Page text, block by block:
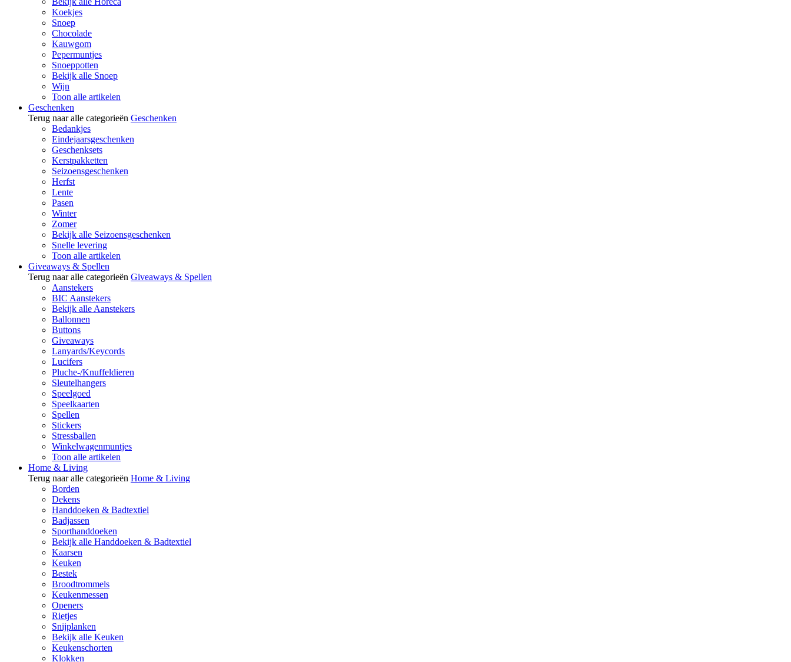
Koekjes
Snoep
Chocolade
Kauwgom
Pepermuntjes
Snoeppotten
Bekijk alle Snoep
Wijn
Toon alle artikelen
Geschenken
Terug naar alle categorieën Geschenken
Bedankjes
Eindejaarsgeschenken
Geschenksets
Kerstpakketten
Seizoensgeschenken
Herfst
Lente
Pasen
Winter
Zomer
Bekijk alle Seizoensgeschenken
Snelle levering
Toon alle artikelen
Giveaways & Spellen
Terug naar alle categorieën Giveaways & Spellen
Aanstekers
BIC Aanstekers
Bekijk alle Aanstekers
Ballonnen
Buttons
Giveaways
Lanyards/Keycords
Lucifers
Pluche-/Knuffeldieren
Sleutelhangers
Speelgoed
Speelkaarten
Spellen
Stickers
Stressballen
Winkelwagenmuntjes
Toon alle artikelen
Home & Living
Terug naar alle categorieën Home & Living
Borden
Dekens
Handdoeken & Badtextiel
Badjassen
Sporthanddoeken
Bekijk alle Handdoeken & Badtextiel
Kaarsen
Keuken
Bestek
Broodtrommels
Keukenmessen
Openers
Rietjes
Snijplanken
Bekijk alle Keuken
Keukenschorten
Klokken